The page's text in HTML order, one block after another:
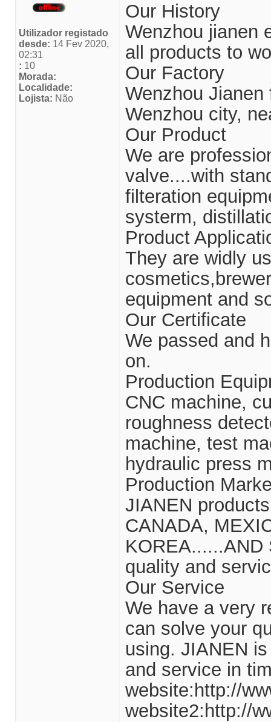
Utilizador registado
desde: 14 Fev 2020,
02:31
: 10
Morada:
Localidade:
Lojista: Não
Our History
Wenzhou jianen
all products to
Our Factory
Wenzhou
Wenzhou city,
Our Product
We are
valve....with
filteration
systerm,
Product
They are widly
equipment and
Our Certificate
We passed and
on.
Production
CNC machine,
roughness
machine, test
hydraulic press
Production
JIANEN
CANADA,
KOREA......AND
quality and
Our Service
We have a very
can solve your
using. JIANEN
and service in
website:http://
website2:http://